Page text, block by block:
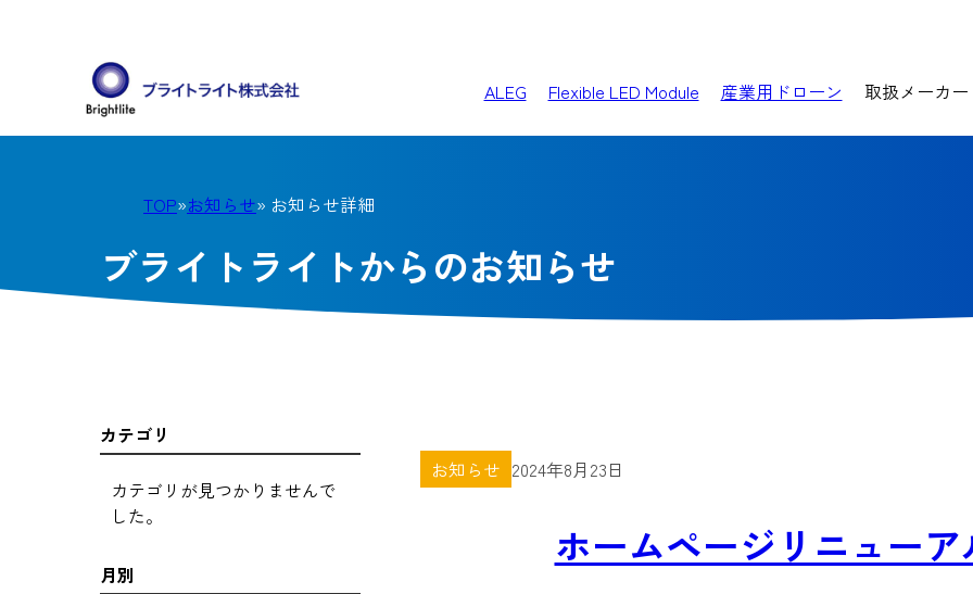
ALEG Flexible LED Module 産業用ドローン 取扱メーカー
TOP»お知らせ» お知らせ詳細
ブライトライトからのお知らせ
お知らせ 2024年8月23日
ホームページリニュー
カテゴリ
カテゴリが見つかりませんで
した。
月別